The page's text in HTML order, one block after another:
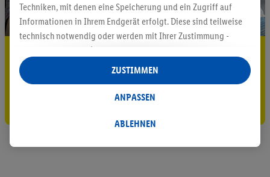
5.95 € Versand sparen³²ᵃ
Jetzt zum Newsletter anmelden
Gutschein sichern!
Techniken, mit denen eine Speicherung und ein Zugriff auf
Informationen in Ihrem Endgerät erfolgt. Diese sind teilweise
technisch notwendig oder werden mit Ihrer Zustimmung -
auch durch Partner (u.a.
Verantwortliche; im Zusammenhang mit dem IAB TCF
insgesamt
Statistik-Erstellung oder für personalisierte Werbung
Datenverarbeitungen für personalisierte Werbung werden
ABLEHNEN
ANPASSEN
ZUSTIMMEN